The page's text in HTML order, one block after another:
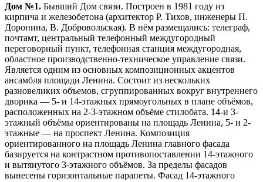
Дом №1. Бывший Дом связи. Построен в 1981 году из
кирпича и железобетона (архитектор Р. Тихов, инженеры П.
Доронина, В. Добровольская). В нём размещались: телеграф,
почтамт, центральный телефонный междугородный
переговорный пункт, телефонная станция междугородная,
областное производственно-техническое управление связи.
Является одним из основных композиционных акцентов
ансамбля площади Ленина. Состоит из нескольких
разновеликих объемов, сгруппированных вокруг внутреннего
дворика — 5- и 14-этажных прямоугольных в плане объёмов,
расположенных на 2-3-этажном объёме стилобата. 14-и 3-
этажный объёмы ориентированы на площадь Ленина, 5- и 2-
этажные — на проспект Ленина. Композиция
ориентированного на площадь Ленина главного фасада
базируется на контрастном противопоставлении 14-этажного
и вытянутого 3-этажного объёмов. За пределы фасадов
вынесены горизонтальные парапеты. Фасад 14-этажного